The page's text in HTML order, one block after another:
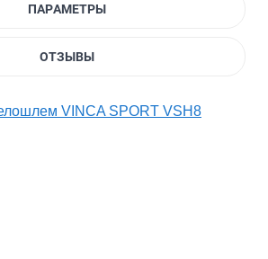
ПАРАМЕТРЫ
ОТЗЫВЫ
VINCA SPORT VSH8